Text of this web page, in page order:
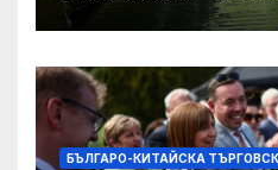
БЪЛГАРО-КИТАЙСКА